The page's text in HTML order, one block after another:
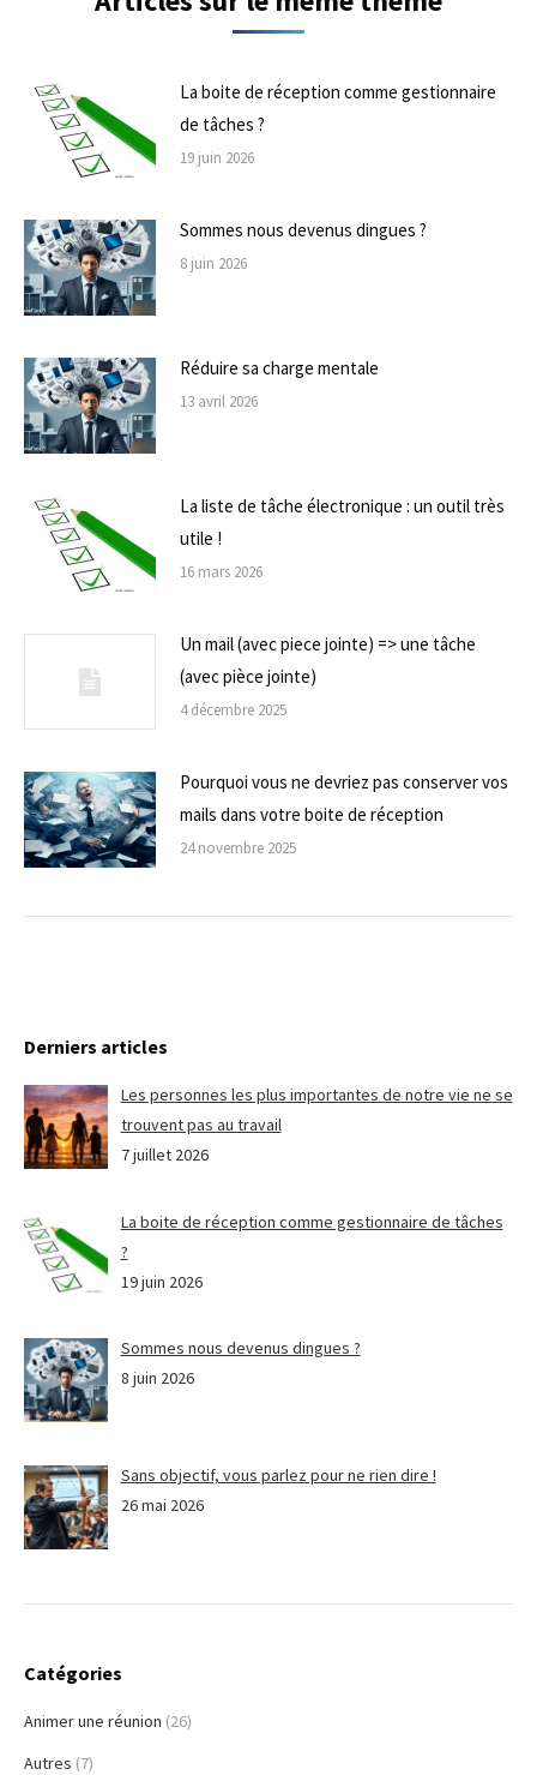
La boite de réception comme gestionnaire
de tâches ?
19 juin 2026
Sommes nous devenus dingues ?
8 juin 2026
Réduire sa charge mentale
13 avril 2026
La liste de tâche électronique : un outil très
utile !
16 mars 2026
Un mail (avec piece jointe) => une tâche
(avec pièce jointe)
4 décembre 2025
Pourquoi vous ne devriez pas conserver vos
mails dans votre boite de réception
24 novembre 2025
Derniers articles
Les personnes les plus importantes de notre vie ne se
trouvent pas au travail
7 juillet 2026
La boite de réception comme gestionnaire de tâches
?
19 juin 2026
Sommes nous devenus dingues ?
8 juin 2026
Sans objectif, vous parlez pour ne rien dire !
26 mai 2026
Catégories
Animer une réunion (26)
Autres (7)